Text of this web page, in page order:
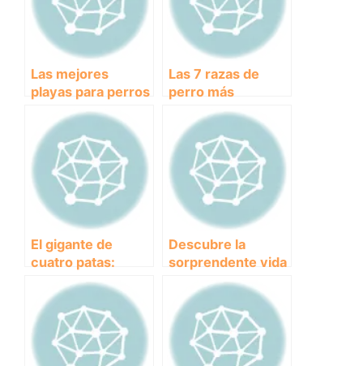
Las mejores
playas para perros
en Asturias:
disfruta del verano
con tu mascota.
Las 7 razas de
perro más
costosas del
mundo
El gigante de
cuatro patas:
Descubre al perro
más grande del
mundo
Descubre la
sorprendente vida
de la playa de la
rana: un
ecosistema único